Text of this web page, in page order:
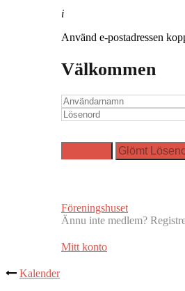
i
Använd e-postadressen
Välkommen
Föreningshuset
Ännu inte medlem?
Mitt konto
Kalender